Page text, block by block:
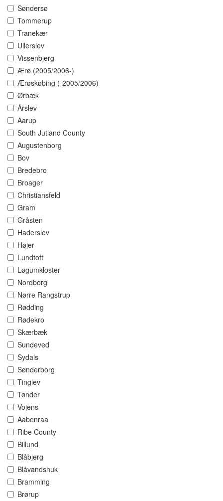
Søndersø
Tommerup
Tranekær
Ullerslev
Vissenbjerg
Ærø (2005/2006-)
Ærøskøbing (-2005/2006)
Ørbæk
Årslev
Aarup
South Jutland County
Augustenborg
Bov
Bredebro
Broager
Christiansfeld
Gram
Gråsten
Haderslev
Højer
Lundtoft
Løgumkloster
Nordborg
Nørre Rangstrup
Rødding
Rødekro
Skærbæk
Sundeved
Sydals
Sønderborg
Tinglev
Tønder
Vojens
Aabenraa
Ribe County
Billund
Blåbjerg
Blåvandshuk
Bramming
Brørup